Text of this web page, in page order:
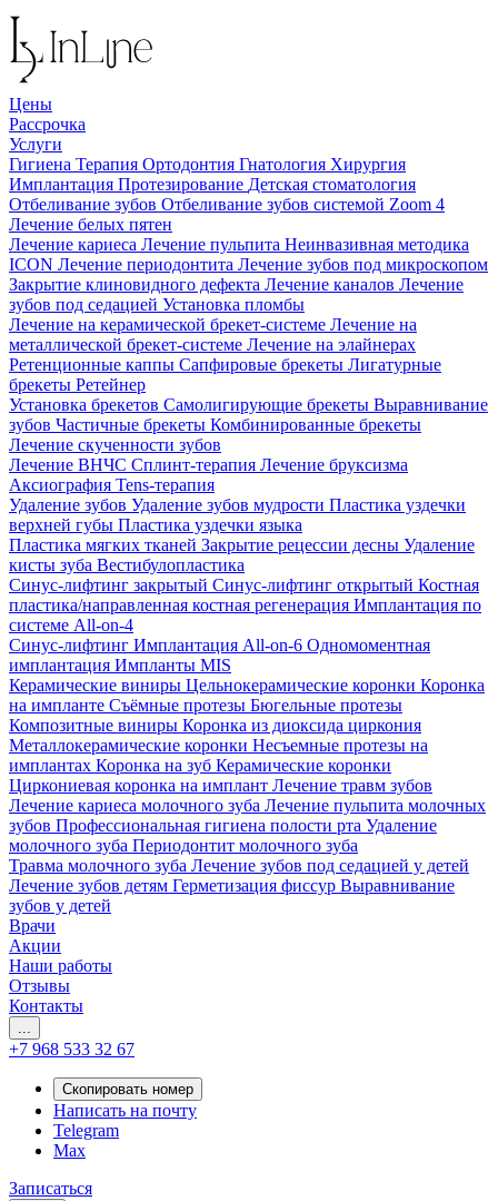
Цены
Рассрочка
Услуги
Гигиена Терапия Ортодонтия Гнатология Хирургия
Имплантация Протезирование Детская стоматология
Отбеливание зубов Отбеливание зубов системой Zoom 4
Лечение белых пятен
Лечение кариеса Лечение пульпита Неинвазивная методика
ICON Лечение периодонтита Лечение зубов под микроскопом
Закрытие клиновидного дефекта Лечение каналов Лечение
зубов под седацией Установка пломбы
Лечение на керамической брекет-системе Лечение на
металлической брекет-системе Лечение на элайнерах
Ретенционные каппы Сапфировые брекеты Лигатурные
брекеты Ретейнер
Установка брекетов Самолигирующие брекеты Выравнивание
зубов Частичные брекеты Комбинированные брекеты
Лечение скученности зубов
Лечение ВНЧС Сплинт-терапия Лечение бруксизма
Аксиография Tens-терапия
Удаление зубов Удаление зубов мудрости Пластика уздечки
верхней губы Пластика уздечки языка
Пластика мягких тканей Закрытие рецессии десны Удаление
кисты зуба Вестибулопластика
Синус-лифтинг закрытый Синус-лифтинг открытый Костная
пластика/направленная костная регенерация Имплантация по
системе All-on-4
Синус-лифтинг Имплантация All-on-6 Одномоментная
имплантация Импланты MIS
Керамические виниры Цельнокерамические коронки Коронка
на импланте Съёмные протезы Бюгельные протезы
Композитные виниры Коронка из диоксида циркония
Металлокерамические коронки Несъемные протезы на
имплантах Коронка на зуб Керамические коронки
Циркониевая коронка на имплант Лечение травм зубов
Лечение кариеса молочного зуба Лечение пульпита молочных
зубов Профессиональная гигиена полости рта Удаление
молочного зуба Периодонтит молочного зуба
Травма молочного зуба Лечение зубов под седацией у детей
Лечение зубов детям Герметизация фиссур Выравнивание
зубов у детей
Врачи
Акции
Наши работы
Отзывы
Контакты
...
+7 968 533 32 67
Скопировать номер
Написать на почту
Telegram
Max
Записаться